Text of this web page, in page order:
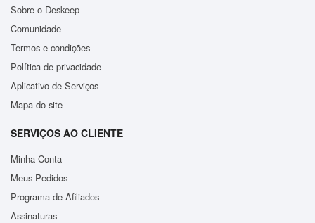
Sobre o Deskeep
Comunidade
Termos e condições
Política de privacidade
Aplicativo de Serviços
Mapa do site
SERVIÇOS AO CLIENTE
Minha Conta
Meus Pedidos
Programa de Afiliados
Assinaturas